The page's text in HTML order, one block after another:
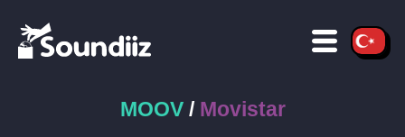
MOOV/ Movistar